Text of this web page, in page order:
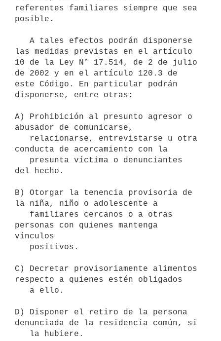
referentes familiares siempre que sea
posible.
las medidas previstas en el artículo
10 de la Ley N° 17.514, de 2 de julio
de 2002 y en el artículo 120.3 de
este Código. En particular podrán
disponerse, entre otras:
A) Prohibición al presunto agresor o
abusador de comunicarse,
conducta de acercamiento con la
del hecho.
B) Otorgar la tenencia provisoria de
la niña, niño o adolescente a
personas con quienes mantenga
vínculos
C) Decretar provisoriamente alimentos
respecto a quienes estén obligados
D) Disponer el retiro de la persona
denunciada de la residencia común, si